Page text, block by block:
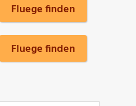
Fluege finden
Fluege finden